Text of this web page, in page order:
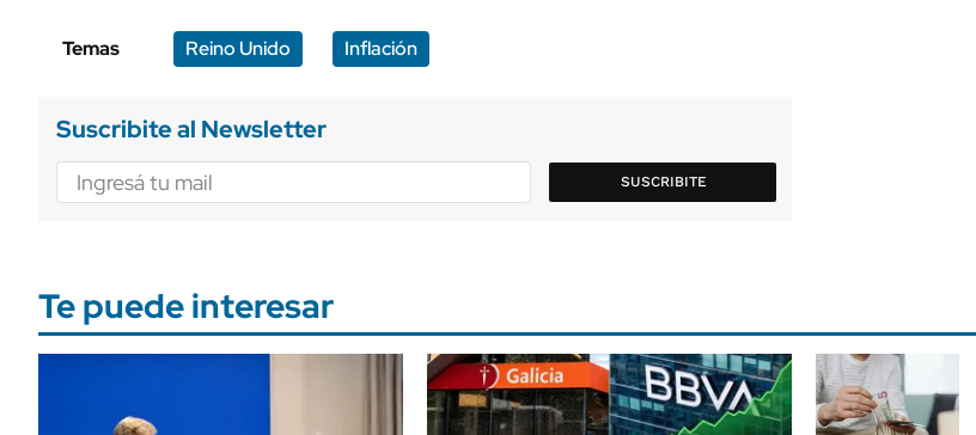
Temas Reino Unido Inflación
Suscribite al Newsletter
SUSCRIBITE
Te puede interesar